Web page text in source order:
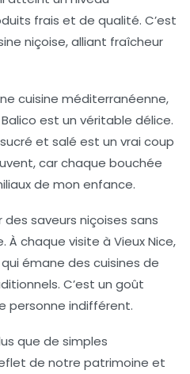
frais et de qualité. C’est
niçoise, alliant fraîcheur
cuisine méditerranéenne,
est un véritable délice.
et salé est un vrai coup
car chaque bouchée
de mon enfance.
des saveurs niçoises sans
. À chaque visite à Vieux Nice,
émane des cuisines de
C’est un goût
personne indifférent.
que de simples
de notre patrimoine et